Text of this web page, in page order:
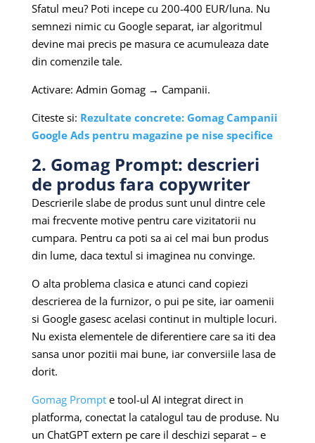
Sfatul meu? Poti incepe cu 200-400 EUR/luna. Nu
semnezi nimic cu Google separat, iar algoritmul
devine mai precis pe masura ce acumuleaza date
din comenzile tale.
Activare: Admin Gomag → Campanii.
Citeste si: Rezultate concrete: Gomag Campanii
Google Ads pentru magazine pe nise specifice
2. Gomag Prompt: descrieri
de produs fara copywriter
Descrierile slabe de produs sunt unul dintre cele
mai frecvente motive pentru care vizitatorii nu
cumpara. Pentru ca poti sa ai cel mai bun produs
din lume, daca textul si imaginea nu convinge.
O alta problema clasica e atunci cand copiezi
descrierea de la furnizor, o pui pe site, iar oamenii
si Google gasesc acelasi continut in multiple locuri.
Nu exista elementele de diferentiere care sa iti dea
sansa unor pozitii mai bune, iar conversiile lasa de
dorit.
Gomag Prompte tool-ul AI integrat direct in
platforma, conectat la catalogul tau de produse. Nu
un ChatGPT extern pe care il deschizi separat – e